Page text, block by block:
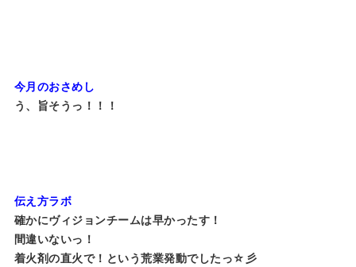
今月のおさめし
う、旨そうっ！！！
伝え方ラボ
確かにヴィジョンチームは早かったす！
間違いないっ！
着火剤の直火で！という荒業発動でしたっ☆彡